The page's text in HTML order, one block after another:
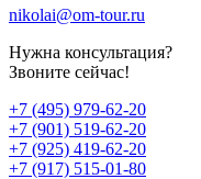
nikolai@om-tour.ru
Нужна консультация?
Звоните сейчас!
+7 (495) 979-62-20
+7 (901) 519-62-20
+7 (925) 419-62-20
+7 (917) 515-01-80